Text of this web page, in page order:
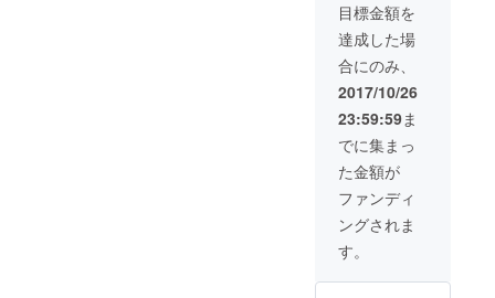
コット
と１０
８の聖
水の地
ムク
ティ
ナート
へ馬で
散策。
そし
て、オ
リジナ
ルバー
に体験
目標金額を
達成した場
合にのみ、
2017/10/26
23:59:59ま
でに集まっ
た金額が
ファンディ
ングされま
す。